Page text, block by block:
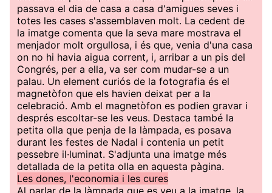
passava el dia de casa a casa d'amigues seves i
totes les cases s'assemblaven molt. La cedent de
la imatge comenta que la seva mare mostrava el
menjador molt orgullosa, i és que, venia d'una casa
on no hi havia aigua corrent, i, arribar a un pis del
Congrés, per a ella, va ser com mudar-se a un
palau. Un element curiós de la fotografia és el
magnetòfon que els havien deixat per a la
celebració. Amb el magnetòfon es podien gravar i
després escoltar-se les veus. Destaca també la
petita olla que penja de la làmpada, es posava
durant les festes de Nadal i contenia un petit
pessebre il·luminat. S'adjunta una imatge més
detallada de la petita olla en aquesta pàgina.
Les dones, l'economia i les cures
Al parlar de la làmpada que es veu a la imatge, la